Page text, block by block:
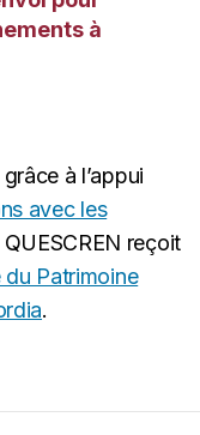
à
à l’appui
avec les
QUESCREN reçoit
du Patrimoine
.